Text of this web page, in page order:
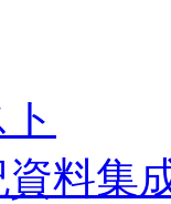
料集